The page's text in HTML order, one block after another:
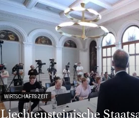
WIRTSCHAFTS:ZEIT
Liechtensteinische